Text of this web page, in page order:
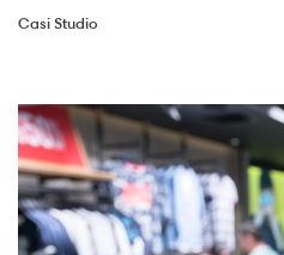
Casi Studio